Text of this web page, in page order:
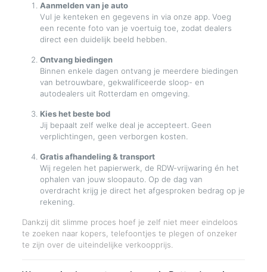
Aanmelden van je auto
Vul je kenteken en gegevens in via onze app. Voeg
een recente foto van je voertuig toe, zodat dealers
direct een duidelijk beeld hebben.
Ontvang biedingen
Binnen enkele dagen ontvang je meerdere biedingen
van betrouwbare, gekwalificeerde sloop- en
autodealers uit Rotterdam en omgeving.
Kies het beste bod
Jij bepaalt zelf welke deal je accepteert. Geen
verplichtingen, geen verborgen kosten.
Gratis afhandeling & transport
Wij regelen het papierwerk, de RDW-vrijwaring én het
ophalen van jouw sloopauto. Op de dag van
overdracht krijg je direct het afgesproken bedrag op je
rekening.
Dankzij dit slimme proces hoef je zelf niet meer eindeloos
te zoeken naar kopers, telefoontjes te plegen of onzeker
te zijn over de uiteindelijke verkoopprijs.